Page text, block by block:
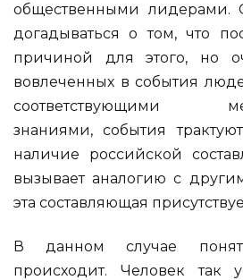
общественными лидерами.
догадываться о том, что
причиной для этого, но
вовлеченных в события
соответствующими
знаниями, события
наличие российской
вызывает аналогию с
эта составляющая
В данном случае
происходит. Человек так